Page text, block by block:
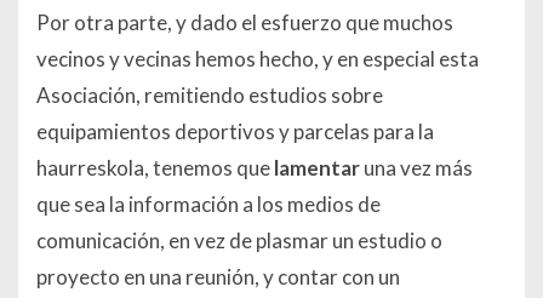
Por otra parte, y dado el esfuerzo que muchos
vecinos y vecinas hemos hecho, y en especial esta
Asociación, remitiendo estudios sobre
equipamientos deportivos y parcelas para la
haurreskola, tenemos quelamentaruna vez más
que sea la información a los medios de
comunicación, en vez de plasmar un estudio o
proyecto en una reunión, y contar con un